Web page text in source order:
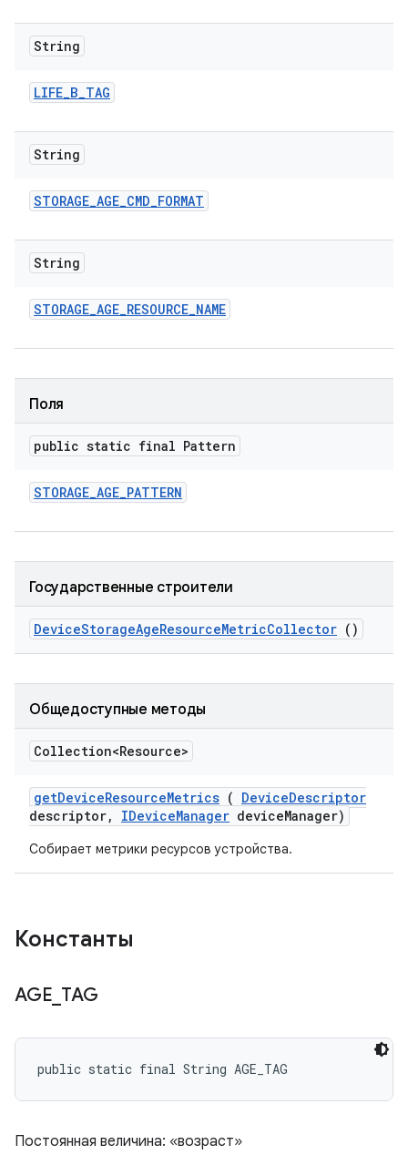
String
LIFE_B_TAG
String
STORAGE_AGE_CMD_FORMAT
String
STORAGE_AGE_RESOURCE_NAME
Поля
public static final Pattern
STORAGE_AGE_PATTERN
Государственные строители
DeviceStorageAgeResourceMetricCollector ()
Общедоступные методы
Collection<Resource>
getDeviceResourceMetrics ( DeviceDescriptor
descriptor, IDeviceManager deviceManager)
Собирает метрики ресурсов устройства.
Константы
AGE TAG
public static final String AGE_TAG
Постоянная величина: «возраст»